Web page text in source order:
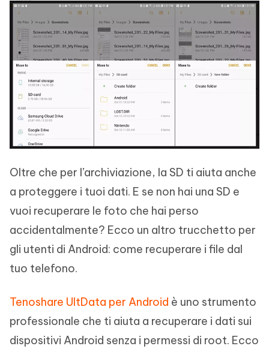
Oltre che per l’archiviazione, la SD ti aiuta anche
a proteggere i tuoi dati. E se non hai una SD e
vuoi recuperare le foto che hai perso
accidentalmente? Ecco un altro trucchetto per
gli utenti di Android: come recuperare i file dal
tuo telefono.
Tenoshare UltData per Android è uno strumento
professionale che ti aiuta a recuperare i dati sui
dispositivi Android senza i permessi di root. Ecco